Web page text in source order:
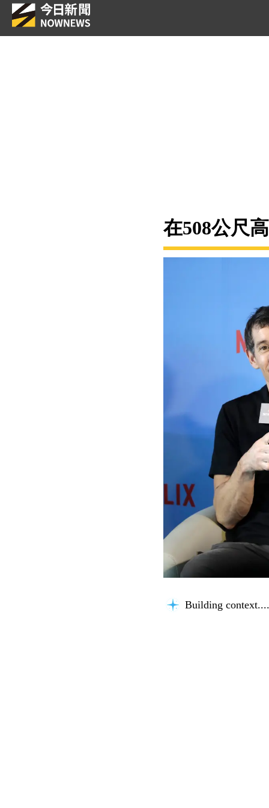
在508公尺
Building context...